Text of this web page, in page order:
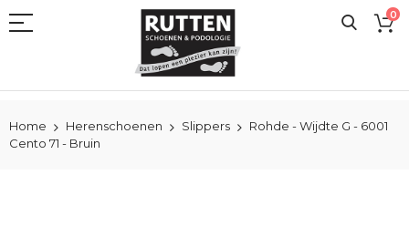
naar
0
Home Herenschoenen Slippers
Rohde - Wijdte G - 6001
Cento 71 - Bruin